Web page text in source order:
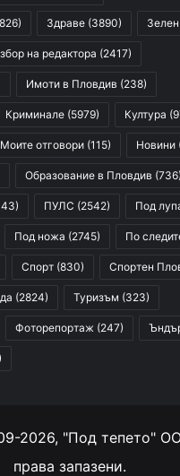
Здраве (3890)
на редактора (2417)
Имоти в Пловдив (238)
Криминале (5979) Култура
Моите отговори (115) Новини
Образование в Пловдив (736)
ПУЛС (2542) Под
Под ножа (2745) По
Спорт (830) Спортен
(2824) Туризъм (323)
Фоторепортаж (247)
2026, "Под тепето"
права запазени.